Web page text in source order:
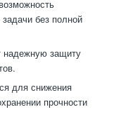
без полной
защиту
для снижения
прочности